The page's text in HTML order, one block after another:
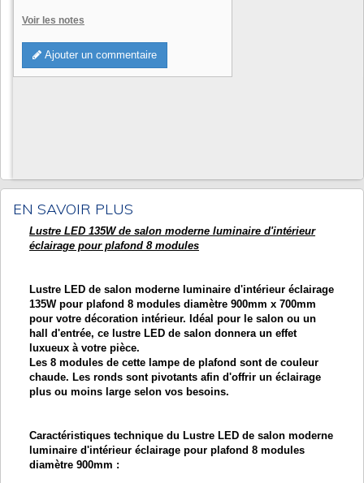
Voir les notes
Ajouter un commentaire
EN SAVOIR PLUS
Lustre LED 135W de salon moderne luminaire d'intérieur
éclairage pour plafond 8 modules
Lustre LED de salon moderne luminaire d'intérieur éclairage
135W pour plafond 8 modules diamètre 900mm x 700mm
pour votre décoration intérieur. Idéal pour le salon ou un
hall d'entrée, ce lustre LED de salon donnera un effet
luxueux à votre pièce.
Les 8 modules de cette lampe de plafond sont de couleur
chaude. Les ronds sont pivotants afin d'offrir un éclairage
plus ou moins large selon vos besoins.
Caractéristiques technique du Lustre LED de salon moderne
luminaire d'intérieur éclairage pour plafond 8 modules
diamètre 900mm :